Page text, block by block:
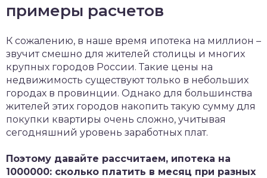
примеры расчетов
К сожалению, в наше время ипотека на миллион –
звучит смешно для жителей столицы и многих
крупных городов России. Такие цены на
недвижимость существуют только в небольших
городах в провинции. Однако для большинства
жителей этих городов накопить такую сумму для
покупки квартиры очень сложно, учитывая
сегодняшний уровень заработных плат.
Поэтому давайте рассчитаем, ипотека на
1000000: сколько платить в месяц при разных